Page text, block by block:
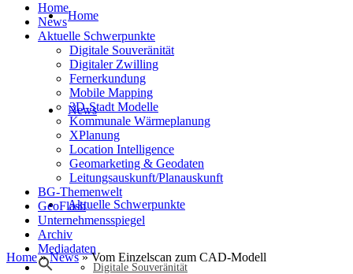
Home
News
Aktuelle Schwerpunkte
Digitale Souveränität
Home
News
Aktuelle Schwerpunkte
Digitale Souveränität
Digitaler Zwilling
Fernerkundung
Mobile Mapping
3D-Stadt Modelle
Kommunale Wärmeplanung
XPlanung
Location Intelligence
Geomarketing & Geodaten
Leitungsauskunft/Planauskunft
BG-Themenwelt
GeoFlash
Unternehmensspiegel
Archiv
Mediadaten
Home»News»Vom Einzelscan zum CAD-Modell